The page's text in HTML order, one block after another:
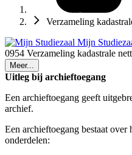
Verzameling
Mijn
0954 Verzameling kadastrale
Meer...
Uitleg bij archieftoegang
Een archieftoegang geeft
archief.
Een archieftoegang bestaat
onderdelen: